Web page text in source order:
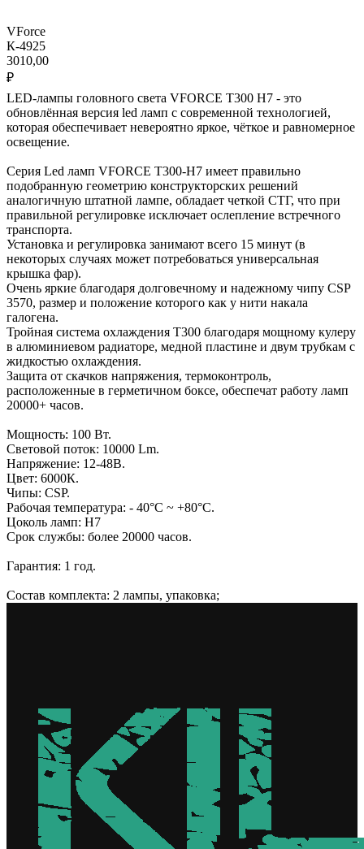
VForce
К-4925
3010,00
₽
LED-лампы головного света VFORCE T300 H7 - это
обновлённая версия led ламп с современной технологией,
которая обеспечивает невероятно яркое, чёткое и равномерное
освещение.
Серия Led ламп VFORCE T300-H7 имеет правильно
подобранную геометрию конструкторских решений
аналогичную штатной лампе, обладает четкой СТГ, что при
правильной регулировке исключает ослепление встречного
транспорта.
Установка и регулировка занимают всего 15 минут (в
некоторых случаях может потребоваться универсальная
крышка фар).
Очень яркие благодаря долговечному и надежному чипу CSP
3570, размер и положение которого как у нити накала
галогена.
Тройная система охлаждения T300 благодаря мощному кулеру
в алюминиевом радиаторе, медной пластине и двум трубкам с
жидкостью охлаждения.
Защита от скачков напряжения, термоконтроль,
расположенные в герметичном боксе, обеспечат работу ламп
20000+ часов.
Мощность: 100 Вт.
Световой поток: 10000 Lm.
Напряжение: 12-48В.
Цвет: 6000К.
Чипы: CSP.
Рабочая температура: - 40°С ~ +80°С.
Цоколь ламп: H7
Срок службы: более 20000 часов.
Гарантия: 1 год.
Состав комплекта: 2 лампы, упаковка;